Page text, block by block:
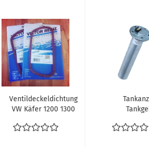
Ventildeckeldichtung
VW Käfer 1200 1300
Tank VW